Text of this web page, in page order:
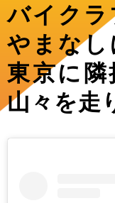
バイク
やまなし
東京に
山々を走